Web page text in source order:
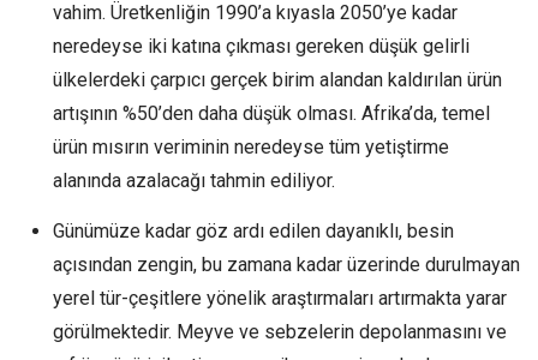
vahim. Üretkenliğin 1990’a kıyasla 2050’ye kadar
neredeyse iki katına çıkması gereken düşük gelirli
ülkelerdeki çarpıcı gerçek birim alandan kaldırılan ürün
artışının %50’den daha düşük olması. Afrika’da, temel
ürün mısırın veriminin neredeyse tüm yetiştirme
alanında azalacağı tahmin ediliyor.
Günümüze kadar göz ardı edilen dayanıklı, besin
açısından zengin, bu zamana kadar üzerinde durulmayan
yerel tür-çeşitlere yönelik araştırmaları artırmakta yarar
görülmektedir. Meyve ve sebzelerin depolanmasını ve